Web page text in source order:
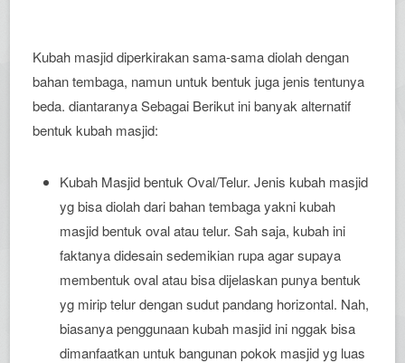
Kubah masjid diperkirakan sama-sama diolah dengan
bahan tembaga, namun untuk bentuk juga jenis tentunya
beda. diantaranya Sebagai Berikut ini banyak alternatif
bentuk kubah masjid:
Kubah Masjid bentuk Oval/Telur. Jenis kubah masjid
yg bisa diolah dari bahan tembaga yakni kubah
masjid bentuk oval atau telur. Sah saja, kubah ini
faktanya didesain sedemikian rupa agar supaya
membentuk oval atau bisa dijelaskan punya bentuk
yg mirip telur dengan sudut pandang horizontal. Nah,
biasanya penggunaan kubah masjid ini nggak bisa
dimanfaatkan untuk bangunan pokok masjid yg luas